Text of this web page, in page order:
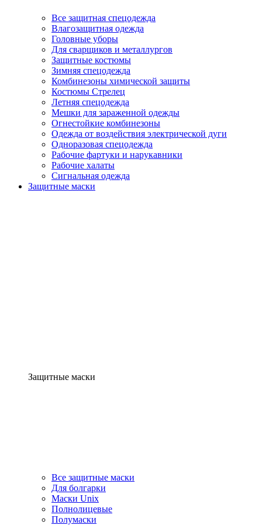
Все защитная спецодежда
Влагозащитная одежда
Головные уборы
Для сварщиков и металлургов
Защитные костюмы
Зимняя спецодежда
Комбинезоны химической защиты
Костюмы Стрелец
Летняя спецодежда
Мешки для зараженной одежды
Огнестойкие комбинезоны
Одежда от воздействия электрической дуги
Одноразовая спецодежда
Рабочие фартуки и нарукавники
Рабочие халаты
Сигнальная одежда
Защитные маски
Защитные маски
Все защитные маски
Для болгарки
Маски Unix
Полнолицевые
Полумаски